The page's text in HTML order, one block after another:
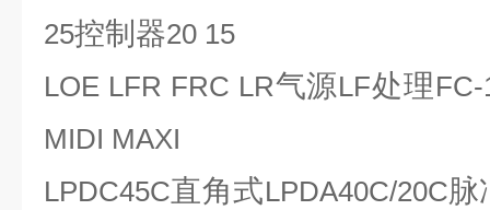
25控制器20 15
LOE LFR FRC LR气源LF处理
MIDI MAXI
LPDC45C直角式LPDA40C/20C脉